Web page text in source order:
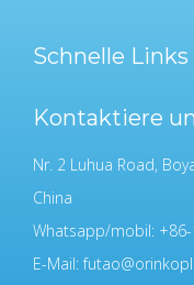
Schnelle Links
Kontaktiere
Nr. 2 Luhua Road,
China
Whatsapp/mobil:
E-Mail: